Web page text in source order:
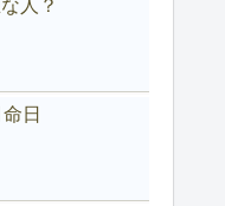
人？
日